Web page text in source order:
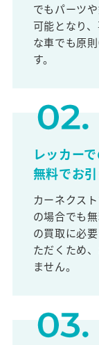
でもパーツ
可能となり
な車でも原
す。
レッカー
無料でお
カーネクス
の場合でも
の買取に必
ただくため
ません。